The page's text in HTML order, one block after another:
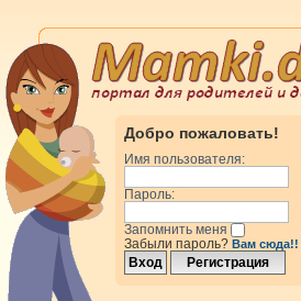
Добро пожаловать!
Имя пользователя:
Пароль:
Запомнить меня
Забыли пароль? Вам сюда!!